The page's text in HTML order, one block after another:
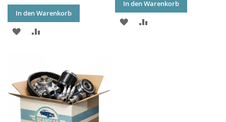
In den Warenkorb
ZUR
In den Warenkorb
ZUR